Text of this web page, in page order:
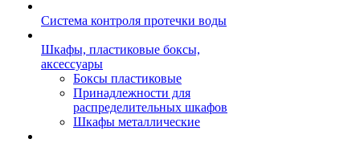
Система контроля протечки воды
Шкафы, пластиковые боксы,
аксессуары
Боксы пластиковые
Принадлежности для
распределительных шкафов
Шкафы металлические